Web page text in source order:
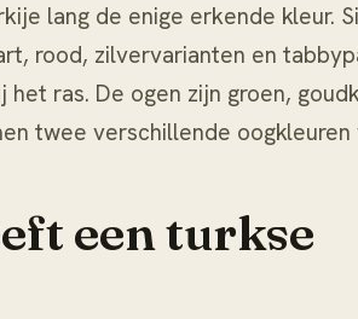
lang de enige erkende kleur.
rood, zilvervarianten en
ras. De ogen zijn groen,
twee verschillende oogkleuren
een turkse